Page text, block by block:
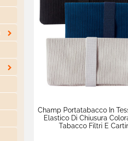


Champ Portatabacco In
Elastico Di Chiusura
Tabacco Filtri E